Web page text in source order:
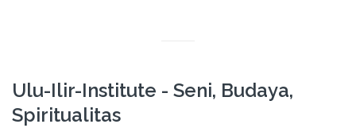
Ulu-Ilir-Institute - Seni, Budaya,
Spiritualitas